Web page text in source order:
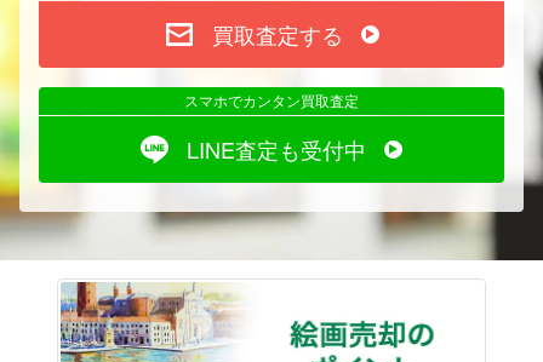
買取査定する
スマホでカンタン買取査定
LINE査定も受付中